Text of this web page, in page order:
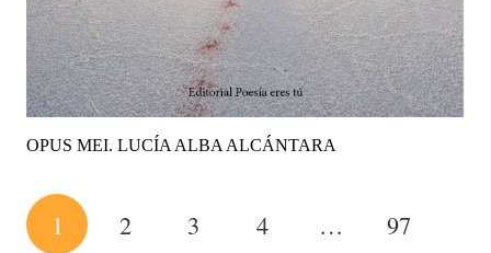
OPUS MEI. LUCÍA ALBA ALCÁNTARA
1 2 3 4 … 97